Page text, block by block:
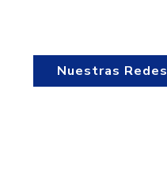
Nuestras Redes